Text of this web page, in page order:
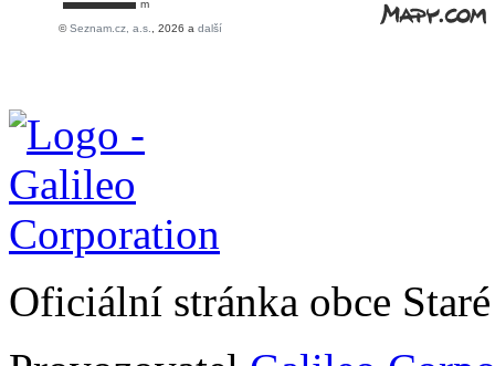
Oficiální stránka obce